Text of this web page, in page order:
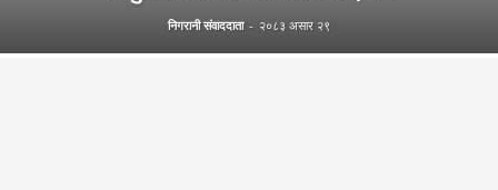
निगरानी संवाददाता - २०८३ असार २९